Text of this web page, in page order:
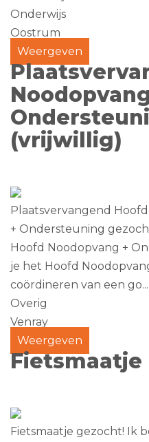
Onderwijs
Oostrum
Weergeven
(vrijwillig)
Plaatsvervangend
+ Ondersteuning
Hoofd Noodopvang +
je het Hoofd
coördineren van een go...
Overig
Venray
Weergeven
Fietsmaatje gezocht! Ik